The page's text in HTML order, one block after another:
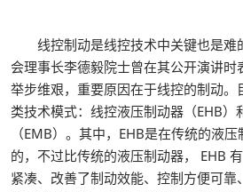
线控制动是线控技术中关键也是难
会理事长李德毅院士曾在其公开演讲时
举步维艰，重要原因在于线控的制动
类技术模式：线控液压制动器（EHB）
（EMB）。其中，EHB是在传统的液
的，不过比传统的液压制动器， EHB
紧凑、改善了制动效能、控制方便可